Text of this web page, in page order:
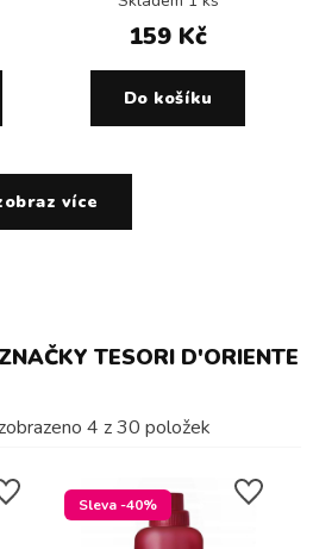
159 Kč
Do košíku
více
TESORI D'ORIENTE
4 z30 položek
Sleva -40%